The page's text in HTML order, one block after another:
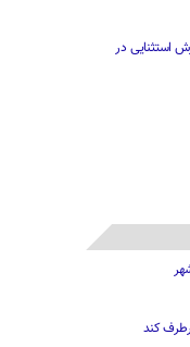
استثنایی در
کند